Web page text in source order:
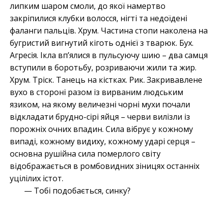
липким шаром смоли, до якої намертво
закріпилися клубки волосся, нігті та недоїдені
фаланги пальців. Хрум. Частина стопи наколена на
бугристий вигнутий кіготь однієї з тварюк. Бух.
Агресія. Ікла вп’ялися в пульсуючу шию – два самця
вступили в боротьбу, розриваючи жили та жир.
Хрум. Тріск. Танець на кістках. Рик. Закривавлене
вухо в стороні разом із вирваним людським
язиком, на якому величезні чорні мухи почали
відкладати брудно-сірі яйця – черви вилізли із
порожніх очних впадин. Сила вібрує у кожному
випаді, кожному видиху, кожному ударі серця –
основна рушійна сила померлого світу
відображається в ромбовидних зіницях останніх
уцілілих істот.
— Тобі подобається, синку?